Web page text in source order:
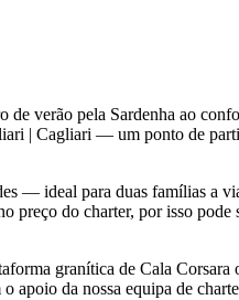
verão pela Sardenha ao
| Cagliari — um ponto de
— ideal para duas famílias a
preço do charter, por isso
granítica de Cala
da nossa equipa de